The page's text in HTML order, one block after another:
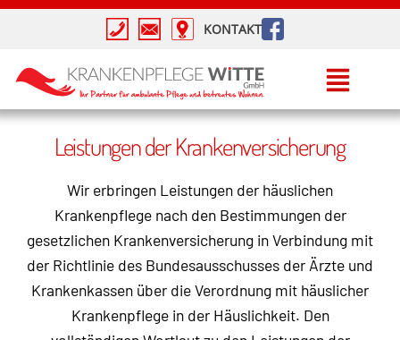
KONTAKT
Leistungen der Krankenversicherung
Wir erbringen Leistungen der häuslichen
Krankenpflege nach den Bestimmungen der
gesetzlichen Krankenversicherung in Verbindung mit
der Richtlinie des Bundesausschusses der Ärzte und
Krankenkassen über die Verordnung mit häuslicher
Krankenpflege in der Häuslichkeit. Den